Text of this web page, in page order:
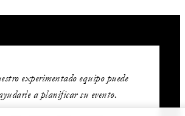
experimentado equipo puede
a planificar su evento.